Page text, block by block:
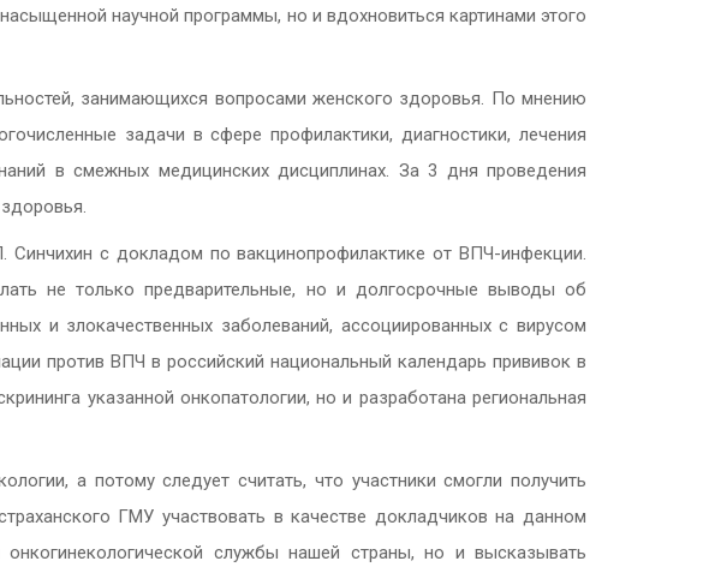
научной программы, но и вдохновиться картинами этого
занимающихся вопросами женского здоровья. По мнению
задачи в сфере профилактики, диагностики, лечения
в смежных медицинских дисциплинах. За 3 дня проведения
с докладом по вакцинопрофилактике от ВПЧ-инфекции.
не только предварительные, но и долгосрочные выводы об
и злокачественных заболеваний, ассоциированных с вирусом
против ВПЧ в российский национальный календарь прививок в
указанной онкопатологии, но и разработана региональная
а потому следует считать, что участники смогли получить
ГМУ участвовать в качестве докладчиков на данном
службы нашей страны, но и высказывать